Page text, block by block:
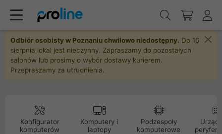
Odbiór osobisty w Poznaniu chwilowo niedostępny. Do 16
sierpnia lokal jest nieczynny. Zapraszamy do pozostałych
salonów lub prosimy o wybór dostawy kurierem.
Przepraszamy za utrudnienia.
Konfigurator
komputerów
Komputery i
laptopy
Podzespoły
komputerowe